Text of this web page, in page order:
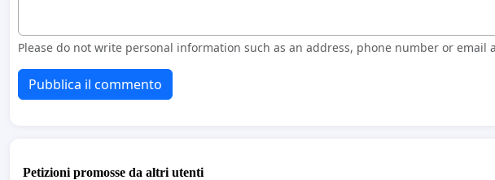
Please do not write personal information such as an address, phone number or
Pubblica il commento
Petizioni promosse da altri utenti